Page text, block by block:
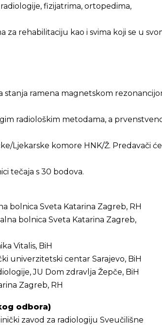
fizijatrima, ortopedima,
rehabilitaciju kao i svima koji se u
stanja ramena magnetskom
radiološkim metodama, a
Ljekarske komore HNK/Ž. Predavači će
tečaja s 30 bodova.
bolnica Sveta Katarina Zagreb, RH
bolnica Sveta Katarina Zagreb,
Vitalis, BiH
univerzitetski centar Sarajevo, BiH
JU Dom zdravlja Žepče, BiH
Zagreb, RH
odbora)
zavod za radiologiju Sveučilišne